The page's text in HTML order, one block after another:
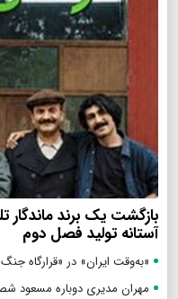
بازگشت یک برند ماندگار
آستانه تولید فصل دوم
«به‌وقت ایران» در «قرارگاه
مهران مدیری دوباره